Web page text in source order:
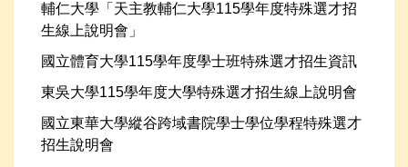
輔仁大學「天主教輔仁大學115學年度特殊選才招
生線上說明會」
國立體育大學115學年度學士班特殊選才招生資訊
東吳大學115學年度大學特殊選才招生線上說明會
國立東華大學縱谷跨域書院學士學位學程特殊選才
招生說明會